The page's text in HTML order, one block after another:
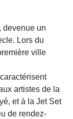
devenue un
Lors du
ville
artistes de la
et à la Jet Set
de rendez-